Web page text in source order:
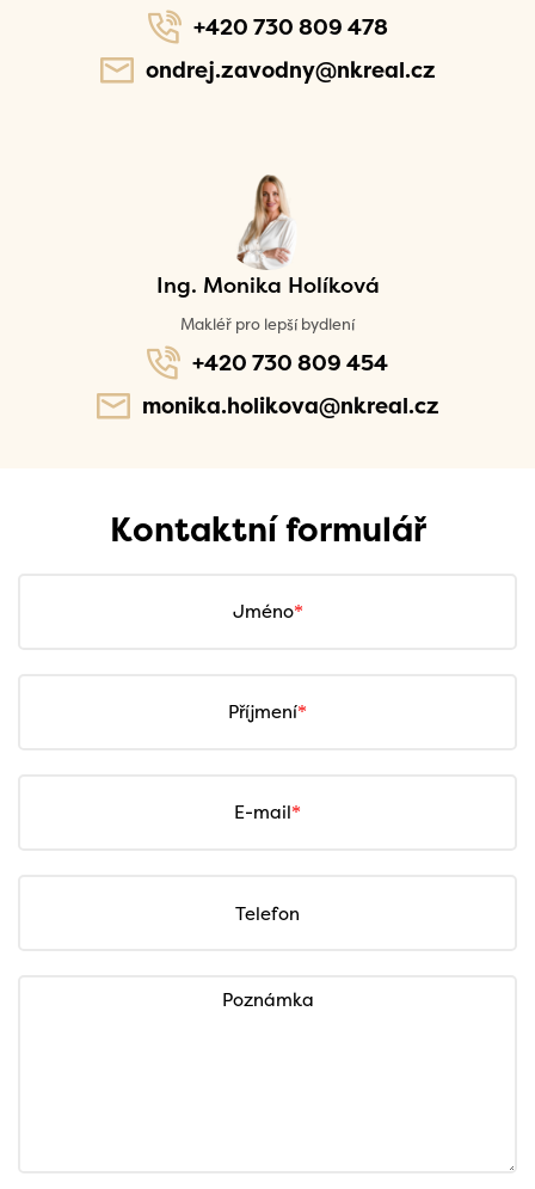
+420 730 809 478
ondrej.zavodny@nkreal.cz
Ing. Monika Holíková
Makléř pro lepší bydlení
+420 730 809 454
monika.holikova@nkreal.cz
Kontaktní formulář
Jméno
Příjmení
E-mail
Telefon
Poznámka